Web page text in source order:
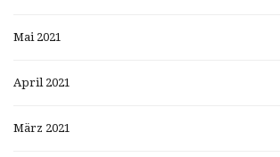
Mai 2021
April 2021
März 2021